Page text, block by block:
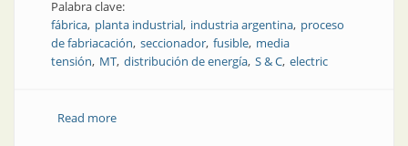
Palabra clave:
fábrica planta industrial industria argentina proceso
de fabriacación seccionador fusible media
tensión MT distribución de energía S & C electric
Read moreabout Así es la fábrica de seccionadores y fusibles